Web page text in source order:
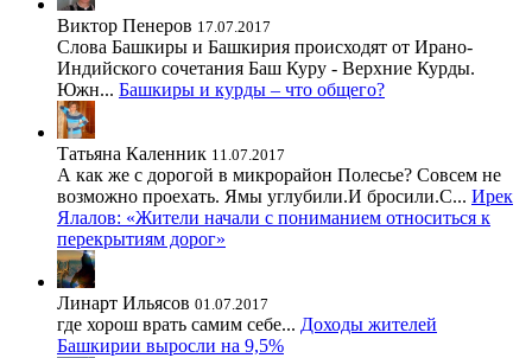
Виктор Пенеров 17.07.2017
Слова Башкиры и Башкирия происходят от Ирано-
Индийского сочетания Баш Куру - Верхние Курды.
Южн... Башкиры и курды – что общего?
Татьяна Каленник 11.07.2017
А как же с дорогой в микрорайон Полесье? Совсем не
возможно проехать. Ямы углубили.И бросили.С... Ирек
Ялалов: «Жители начали с пониманием относиться к
перекрытиям дорог»
Линарт Ильясов 01.07.2017
где хорош врать самим себе... Доходы жителей
Башкирии выросли на 9,5%